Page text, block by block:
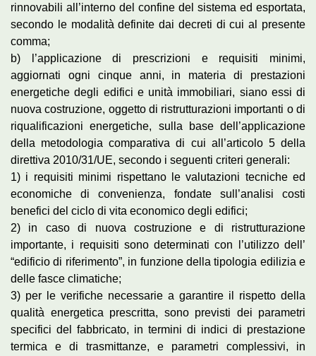
rinnovabili all’interno del confine del sistema ed esportata,
secondo le modalità definite dai decreti di cui al presente
comma;
b) l’applicazione di prescrizioni e requisiti minimi,
aggiornati ogni cinque anni, in materia di prestazioni
energetiche degli edifici e unità immobiliari, siano essi di
nuova costruzione, oggetto di ristrutturazioni importanti o di
riqualificazioni energetiche, sulla base dell’applicazione
della metodologia comparativa di cui all’articolo 5 della
direttiva 2010/31/UE, secondo i seguenti criteri generali:
1) i requisiti minimi rispettano le valutazioni tecniche ed
economiche di convenienza, fondate sull’analisi costi
benefici del ciclo di vita economico degli edifici;
2) in caso di nuova costruzione e di ristrutturazione
importante, i requisiti sono determinati con l’utilizzo dell’
“edificio di riferimento”, in funzione della tipologia edilizia e
delle fasce climatiche;
3) per le verifiche necessarie a garantire il rispetto della
qualità energetica prescritta, sono previsti dei parametri
specifici del fabbricato, in termini di indici di prestazione
termica e di trasmittanze, e parametri complessivi, in